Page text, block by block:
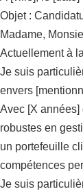
Objet :
Madame,
Actuellement à
Je suis
envers
Avec [X années]
robustes en
un portefeuille
compétences
Je suis